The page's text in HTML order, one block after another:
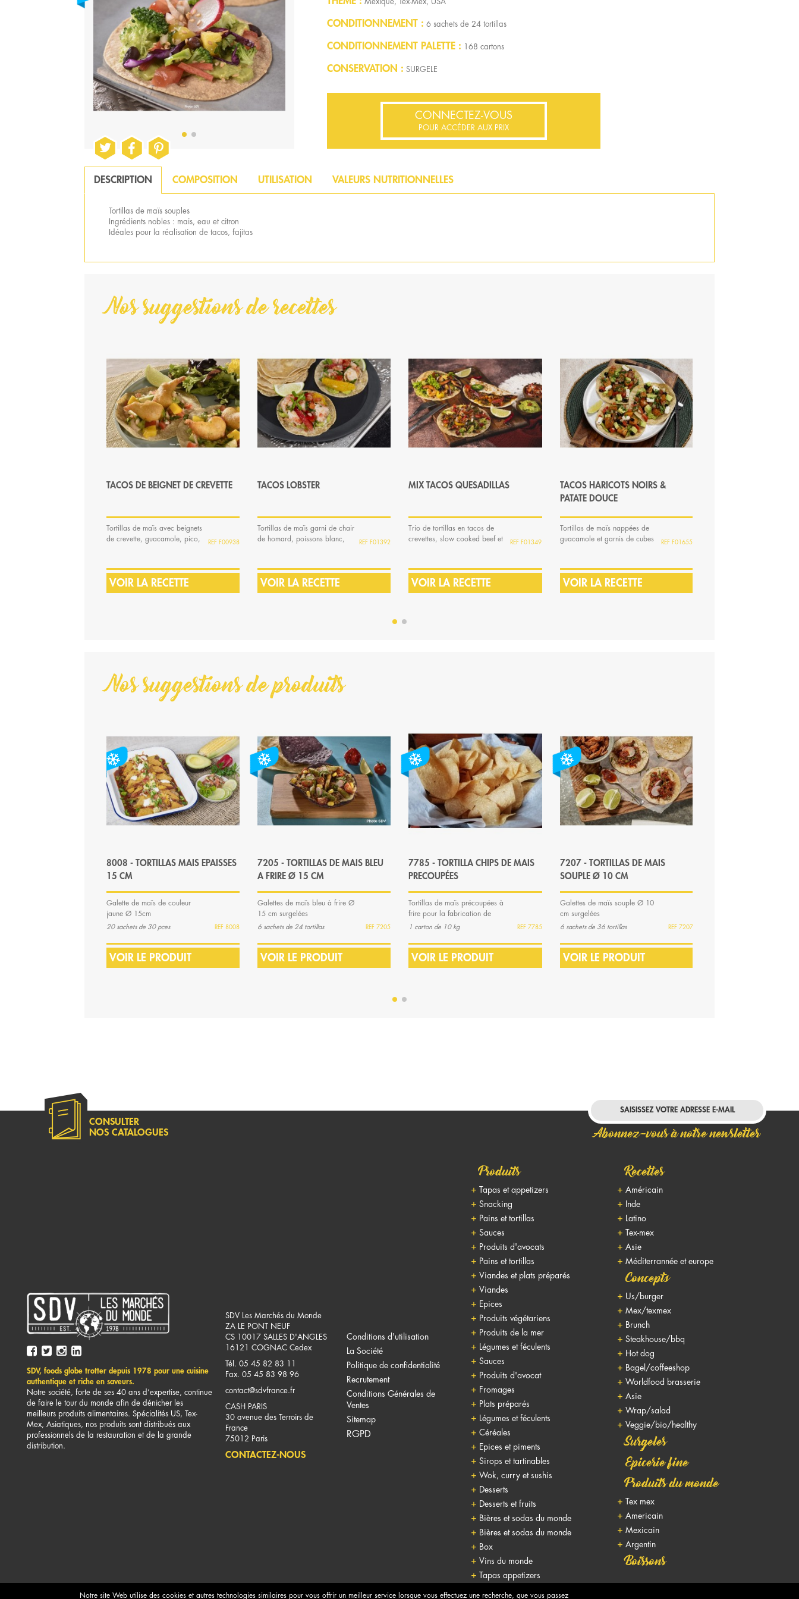
CONDITIONNEMENT 6 sachets de 24 tortillas
CONDITIONNEMENT PALETTE 168 cartons
CONSERVATION SURGELE
CONNECTEZ-VOUS
POUR ACCÉDER AUX PRIX
DESCRIPTION COMPOSITION UTILISATION VALEURS NUTRITIONNELLES
Tortillas de maïs souples
Ingrédients nobles : mais, eau et citron
Idéales pour la réalisation de tacos, fajitas
Nos suggestions de recettes
TACOS DE BEIGNET DE CREVETTE
Tortillas de maïs avec beignets
de crevette, guacamole, pico,
F00938
VOIR LA RECETTE
TACOS LOBSTER
Tortillas de maïs garni de chair
de homard, poissons blanc,
F01392
VOIR LA RECETTE
MIX TACOS QUESADILLAS
Trio de tortillas en tacos de
crevettes, slow cooked beef et
F01349
VOIR LA RECETTE
TACOS HARICOTS NOIRS &
PATATE DOUCE
Tortillas de maïs nappées de
guacamole et garnis de cubes
F01655
VOIR LA RECETTE
Nos suggestions de produits
8008 - TORTILLAS MAIS EPAISSES
15 CM
Galette de maïs de couleur
jaune Ø 15cm
20 sachets de 30 pces 8008
VOIR LE PRODUIT
7205 - TORTILLAS DE MAIS BLEU
A FRIRE Ø 15 CM
Galettes de maïs bleu à frire Ø
15 cm surgelées
6 sachets de 24 tortillas 7205
VOIR LE PRODUIT
7785 - TORTILLA CHIPS DE MAIS
PRECOUPÉES
Tortillas de maïs précoupées à
frire pour la fabrication de
tortilla chips
1 carton de 10 kg 7785
VOIR LE PRODUIT
7207 - TORTILLAS DE MAIS
SOUPLE Ø 10 CM
Galettes de maïs souple Ø 10
cm surgelées
6 sachets de 36 tortillas 7207
VOIR LE PRODUIT
CONSULTER
NOS CATALOGUES
Abonnez-vous à notre newsletter
SDV, foods globe trotter depuis 1978 pour une cuisine
authentique et riche en saveurs.
Notre société, forte de ses 40 ans d’expertise, continue
de faire le tour du monde afin de dénicher les
meilleurs produits alimentaires. Spécialités US, Tex-
Mex, Asiatiques, nos produits sont distribués aux
professionnels de la restauration et de la grande
distribution.
SDV Les Marchés du Monde
ZA LE PONT NEUF
CS 10017 SALLES D'ANGLES
16121
COGNAC Cedex
Tél. 05 45 82 83 11
Fax. 05 45 83 98 96
contact@sdvfrance.fr
CASH PARIS
30 avenue des Terroirs de
France
75012 Paris
CONTACTEZ-NOUS
Conditions d'utilisation
La Société
Politique de confidentialité
Recrutement
Conditions Générales de
Ventes
Sitemap
RGPD
Produits
Tapas et appetizers
Snacking
Pains et tortillas
Sauces
Produits d'avocats
Pains et tortillas
Viandes et plats préparés
Viandes
Epices
Produits végétariens
Produits de la mer
Légumes et féculents
Sauces
Produits d'avocat
Fromages
Plats préparés
Légumes et féculents
Céréales
Epices et piments
Sirops et tartinables
Wok, curry et sushis
Desserts
Desserts et fruits
Bières et sodas du monde
Bières et sodas du monde
Box
Vins du monde
Tapas appetizers
Recettes
Américain
Inde
Latino
Tex-mex
Asie
Méditerrannée et europe
Concepts
Us/burger
Mex/texmex
Brunch
Steakhouse/bbq
Hot dog
Bagel/coffeeshop
Worldfood brasserie
Asie
Wrap/salad
Veggie/bio/healthy
Surgeles
Epicerie fine
Produits du monde
Tex mex
Americain
Mexicain
Argentin
Boissons
Notre site Web utilise des cookies et autres technologies similaires pour vous offrir un meilleur service lorsque vous effectuez une recherche, que vous passez